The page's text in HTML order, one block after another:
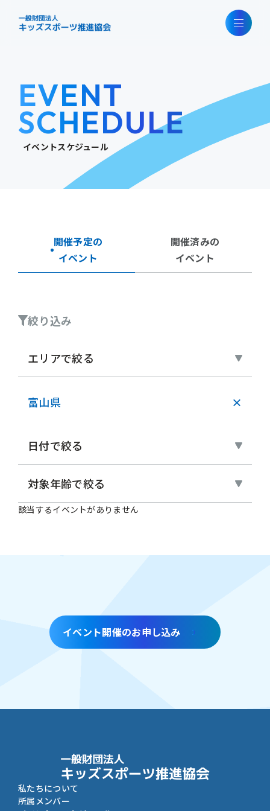
EVENT
SCHEDULE
イベントスケジュール
開催予定の
イベント
開催済みの
イベント
絞り込み
エリアで絞る
富山県 ×
日付で絞る
対象年齢で絞る
該当するイベントがありません
イベント開催のお申し込み
私たちについて
所属メンバー